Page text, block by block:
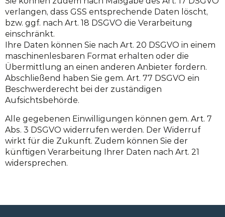
verlangen, dass GSS entsprechende Daten löscht,
bzw. ggf. nach Art. 18 DSGVO die Verarbeitung
einschränkt.
Ihre Daten können Sie nach Art. 20 DSGVO in einem
maschinenlesbaren Format erhalten oder die
Übermittlung an einen anderen Anbieter fordern.
Abschließend haben Sie gem. Art. 77 DSGVO ein
Beschwerderecht bei der zuständigen
Aufsichtsbehörde.
Alle gegebenen Einwilligungen können gem. Art. 7
Abs. 3 DSGVO widerrufen werden. Der Widerruf
wirkt für die Zukunft. Zudem können Sie der
künftigen Verarbeitung Ihrer Daten nach Art. 21
widersprechen.